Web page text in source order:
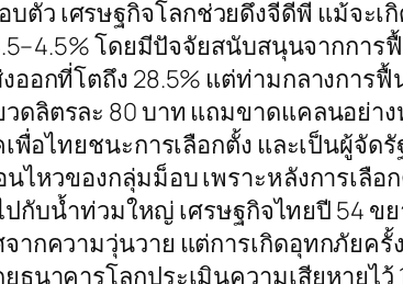
ตัว เศรษฐกิจโลกช่วยดึงจีดีพี แม้จะ
โดยมีปัจจัยสนับสนุนจากก
ออกที่โตถึง 28.5% แต่ท่ามกลางกา
ดลิตรละ 80 บาท แถมขาดแคลนอย่า
พื่อไทยชนะการเลือกตั้ง และเป็นผู้จั
นไหวของกลุ่มม็อบ เพราะหลังการเ
ปกับน้ำท่วมใหญ่ เศรษฐกิจไทยปี 54 ข
ากความวุ่นวาย แต่การเกิดอุทกภัยค
ธนาคารโลกประเมินความเสียหายไ